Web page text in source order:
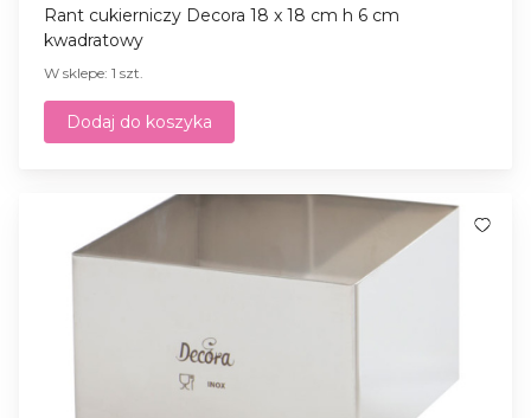
Rant cukierniczy Decora 18 x 18 cm h 6 cm
kwadratowy
W sklepe: 1 szt.
Dodaj do koszyka